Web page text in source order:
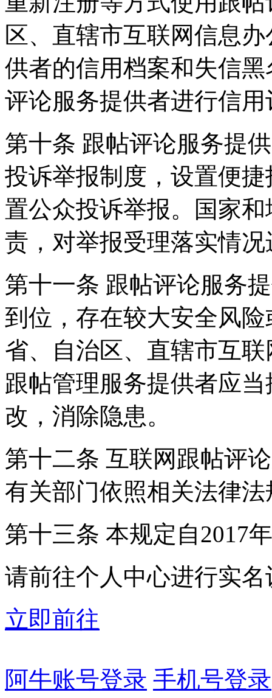
区、直辖市互联网信息
供者的信用档案和失信
评论服务提供者进行信用
第十条 跟帖评论服务提
投诉举报制度，设置便
置公众投诉举报。国家
责，对举报受理落实情
第十一条 跟帖评论服务
到位，存在较大安全风
省、自治区、直辖市互
跟帖管理服务提供者应
改，消除隐患。
第十二条 互联网跟帖评
有关部门依照相关法律
第十三条 本规定自2017
请前往个人中心进行实名
立即前往
阿牛账号登录 手机号登录